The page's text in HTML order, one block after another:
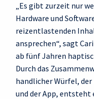
„Es gibt zurzeit nur
Hardware und
reizentlastenden
ansprechen“, sagt
ab fünf Jahren
Durch das
handlicher Würfel,
und der App, entsteht